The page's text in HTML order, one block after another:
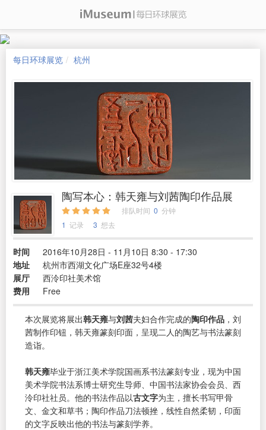
每日环球展览 杭州
陶写本心：韩天雍与刘茜陶印作品展
排队时间 0 分钟
1 记录 3 想去
时间
2016年10月28日 - 11月10日 8:30 - 17:30
地址
杭州市西湖文化广场E座32号4楼
展厅
西泠印社美术馆
费用
Free
本次展览将展出韩天雍与刘茜夫妇合作完成的陶印作品 ，刘
茜制作印钮，韩天雍篆刻印面，呈现二人的陶艺与书法篆刻
造诣。
韩天雍毕业于浙江美术学院国画系书法篆刻专业，现为中国
美术学院书法系博士研究生导师、中国书法家协会会员、西
泠印社社员。他的书法作品以古文字为主，擅长书写甲骨
文、金文和草书；陶印作品刀法顿挫，线性自然柔韧，印面
的文字反映出他的书法与篆刻学养。